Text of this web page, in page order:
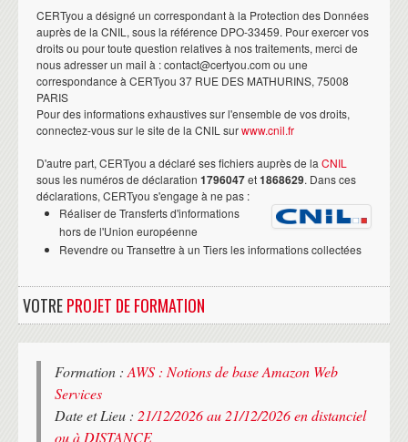
CERTyou a désigné un correspondant à la Protection des Données
auprès de la CNIL, sous la référence DPO-33459. Pour exercer vos
droits ou pour toute question relatives à nos traitements, merci de
nous adresser un mail à : contact@certyou.com ou une
correspondance à CERTyou 37 RUE DES MATHURINS, 75008
PARIS
Pour des informations exhaustives sur l'ensemble de vos droits,
connectez-vous sur le site de la CNIL surwww.cnil.fr
D'autre part, CERTyou a déclaré ses fichiers auprès de la CNIL
sous les numéros de déclaration 1796047et1868629. Dans ces
déclarations, CERTyou s'engage à ne pas :
Réaliser de Transferts d'informations
hors de l'Union européenne
Revendre ou Transettre à un Tiers les informations collectées
VOTREPROJET DE FORMATION
Formation : AWS : Notions de base Amazon Web
Services
Date et Lieu : 21/12/2026 au 21/12/2026 en distanciel
ou à DISTANCE